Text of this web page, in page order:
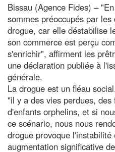
Bissau (Agence Fides) –
sommes préoccupés par
drogue, car elle déstabilise
son commerce est perçu
s'enrichir", affirment les
une déclaration publiée à
générale.
La drogue est un fléau
"il y a des vies perdues,
d'enfants orphelins, et si
ce scénario, nous nous
drogue provoque
augmentation significative